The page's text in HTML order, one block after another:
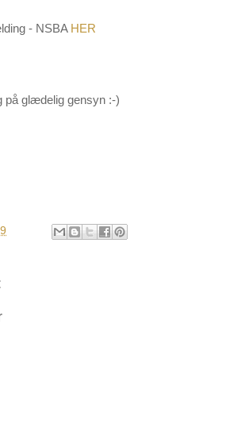
- NSBA HER
på glædelig gensyn :-)